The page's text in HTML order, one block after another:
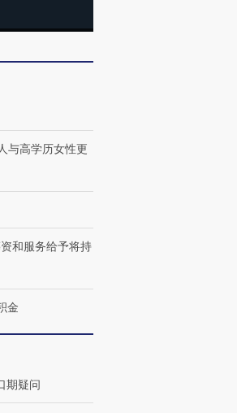
找100种
CFO：不靠规模取胜，华
与高学历女性更
和服务给予将持
金
期疑问